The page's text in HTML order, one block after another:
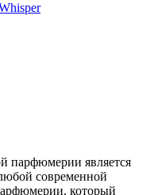
парфюмерии является
современной
который